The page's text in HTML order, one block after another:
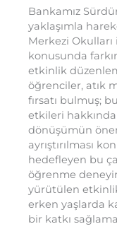
Bankamız
yaklaşımla
Merkezi
konusunda
etkinlik
öğrenciler, atık
fırsatı bulmuş;
etkileri
dönüşümün
ayrıştırılması
hedefleyen bu
öğrenme
yürütülen
erken yaşlarda
bir katkı